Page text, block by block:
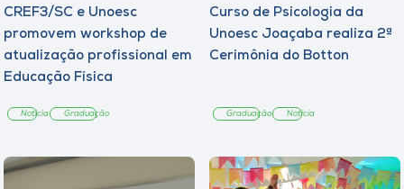
A+
A-
CREF3/SC e Unoesc
promovem workshop de
atualização profissional em
Educação Física
Notícia Graduação
Curso de Psicologia da
Unoesc Joaçaba realiza 2ª
Cerimônia do Botton
Graduação Notícia